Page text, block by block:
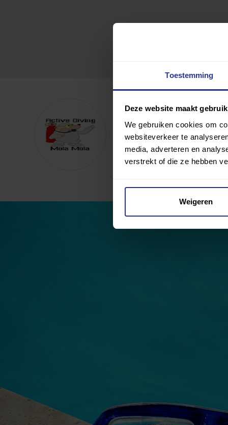
Toestemming
Deze website maakt
We gebruiken cookies om
websiteverkeer te
media, adverteren en
verstrekt of die ze hebben
Weigeren
Duikcentrum Active
Toevoegen als favoriet
Wijziging voorstellen voor deze